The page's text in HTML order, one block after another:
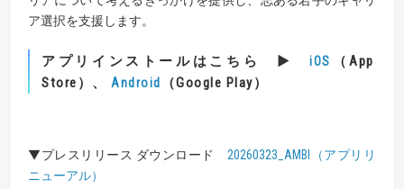
ア選択を支援します。
アプリインストールはこちら ▶iOS
（App
Store）、
Android （Google Play）
▼プレスリリース ダウンロード 20260323_AMBI（アプリリ
ニューアル）